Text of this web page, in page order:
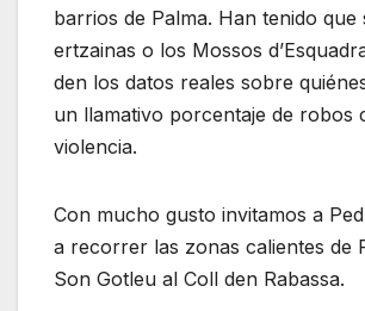
barrios de Palma. Han tenido que
ertzainas o los Mossos
den los datos reales sobre
un llamativo porcentaje de robos
violencia.
Con mucho gusto invitamos a
a recorrer las zonas calientes de
Son Gotleu al Coll den Rabassa.